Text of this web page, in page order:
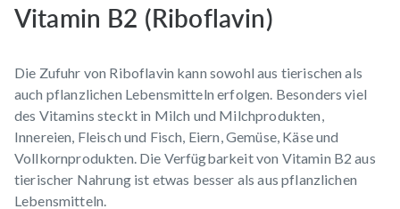
Vitamin B2 (Riboflavin)
Die Zufuhr von Riboflavin kann sowohl aus tierischen als
auch pflanzlichen Lebensmitteln erfolgen. Besonders viel
des Vitamins steckt in Milch und Milchprodukten,
Innereien, Fleisch und Fisch, Eiern, Gemüse, Käse und
Vollkornprodukten. Die Verfügbarkeit von Vitamin B2 aus
tierischer Nahrung ist etwas besser als aus pflanzlichen
Lebensmitteln.